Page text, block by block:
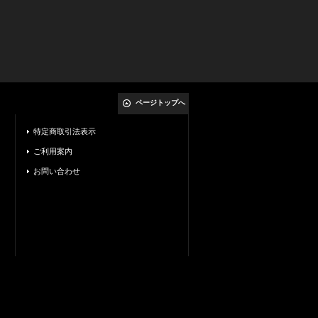
ページトップへ
特定商取引法表示
ご利用案内
お問い合わせ